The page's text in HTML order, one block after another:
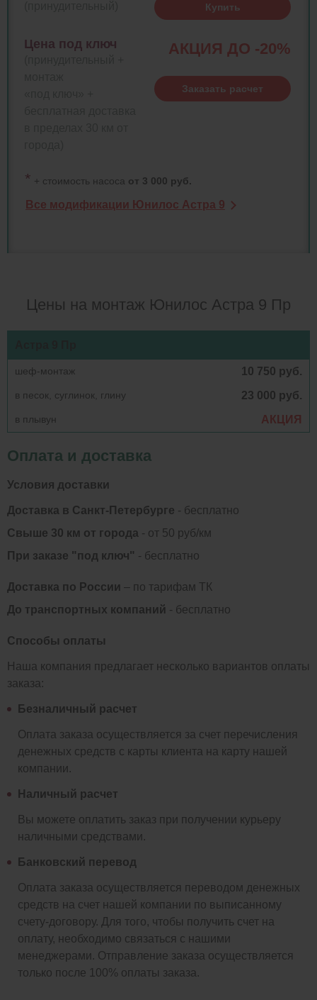
Купить
Цена под ключ АКЦИЯ ДО -20%
Заказать расчет
* + стоимость насоса от 3 000 руб.
Все модификации Юнилос Астра 9
Цены на монтаж Юнилос Астра 9 Пр
шеф-монтаж 10 750 руб.
в песок, суглинок, глину 23 000 руб.
в плывун АКЦИЯ
Оплата и доставка
Условия доставки
Доставка в Санкт-Петербурге - бесплатно
Свыше 30 км от города - от 50 руб/км
При заказе "под ключ" - бесплатно
Доставка по России – по тарифам ТК
До транспортных компаний - бесплатно
Способы оплаты
Наша компания предлагает несколько вариантов оплаты
заказа:
Безналичный расчет
Оплата заказа осуществляется за счет перечисления
денежных средств с карты клиента на карту нашей
компании.
Наличный расчет
Вы можете оплатить заказ при получении курьеру
наличными средствами.
Банковский перевод
Оплата заказа осуществляется переводом денежных
средств на счет нашей компании по выписанному
счету-договору. Для того, чтобы получить счет на
оплату, необходимо связаться с нашими
менеджерами. Отправление заказа осуществляется
только после 100% оплаты заказа.